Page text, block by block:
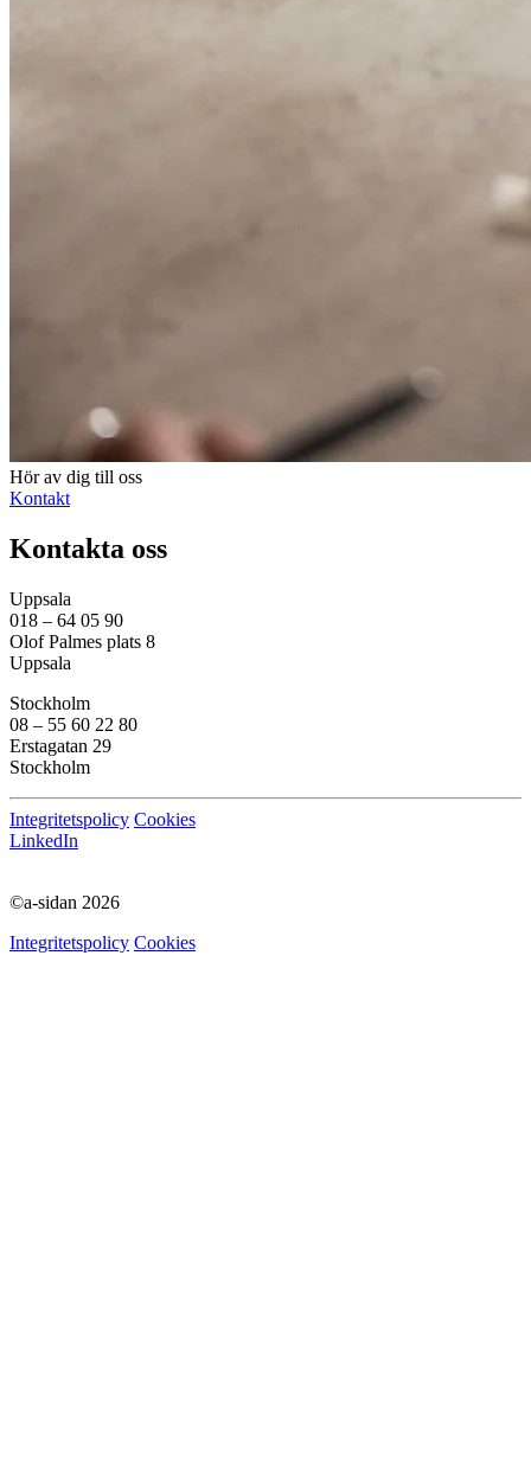
Hör av dig till oss
Kontakt
Kontakta oss
Uppsala
018 – 64 05 90
Olof Palmes plats 8
Uppsala
Stockholm
08 – 55 60 22 80
Erstagatan 29
Stockholm
Integritetspolicy Cookies
LinkedIn
©a-sidan 2026
Integritetspolicy Cookies